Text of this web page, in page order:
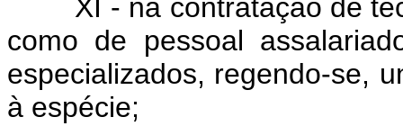
XI - na contratação de
como de pessoal
especializados, regendo-se,
à espécie;